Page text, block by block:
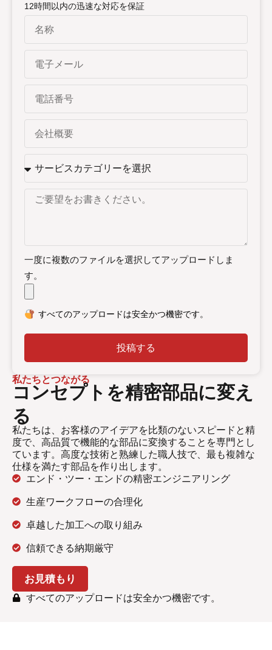
私たちとつながる
コンセプトを精密部品に変え
る
私たちは、お客様のアイデアを比類のないスピードと精
度で、高品質で機能的な部品に変換することを専門とし
ています。高度な技術と熟練した職人技で、最も複雑な
仕様を満たす部品を作り出します。
エンド・ツー・エンドの精密エンジニアリング
生産ワークフローの合理化
卓越した加工への取り組み
信頼できる納期厳守
お見積もり
すべてのアップロードは安全かつ機密です。
12時間以内の迅速な対応を保証
一度に複数のファイルを選択してアップロードしま
す。
すべてのアップロードは安全かつ機密です。
投稿する